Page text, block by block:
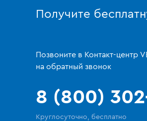
Получите
Позвоните в Контакт-центр
на обратный звонок
8 (800)
Круглосуточно, бесплатно